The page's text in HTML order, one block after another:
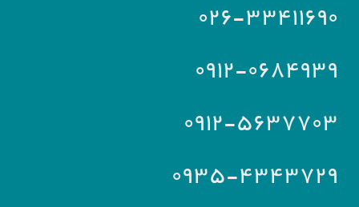
۰۲۶-۳۳۴۱۱۶۹۰
۰۹۱۲-۰۶۸۴۹۳۹
۰۹۱۲-۵۶۳۷۷۰۳
۰۹۳۵-۴۳۴۳۷۲۹